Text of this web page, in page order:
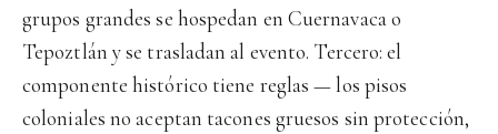
grupos grandes se hospedan en Cuernavaca o
Tepoztlán y se trasladan al evento. Tercero: el
componente histórico tiene reglas — los pisos
coloniales no aceptan tacones gruesos sin protección,